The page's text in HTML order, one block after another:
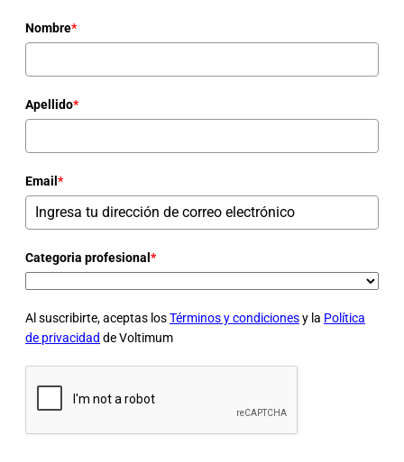
Nombre*
Apellido*
Email *
Categoria profesional *
Al suscribirte, aceptas losTérminos y condicionesy la Política
de privacidad de Voltimum